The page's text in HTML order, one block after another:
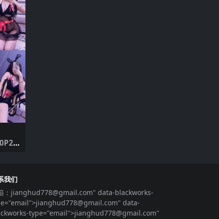
我们
： jianghud778@gmail.com" data-blackworks-
jianghud778@gmail.com" data-
type="email">jianghud778@gmail.com"